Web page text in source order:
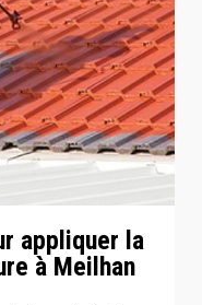
appliquer la
à Meilhan